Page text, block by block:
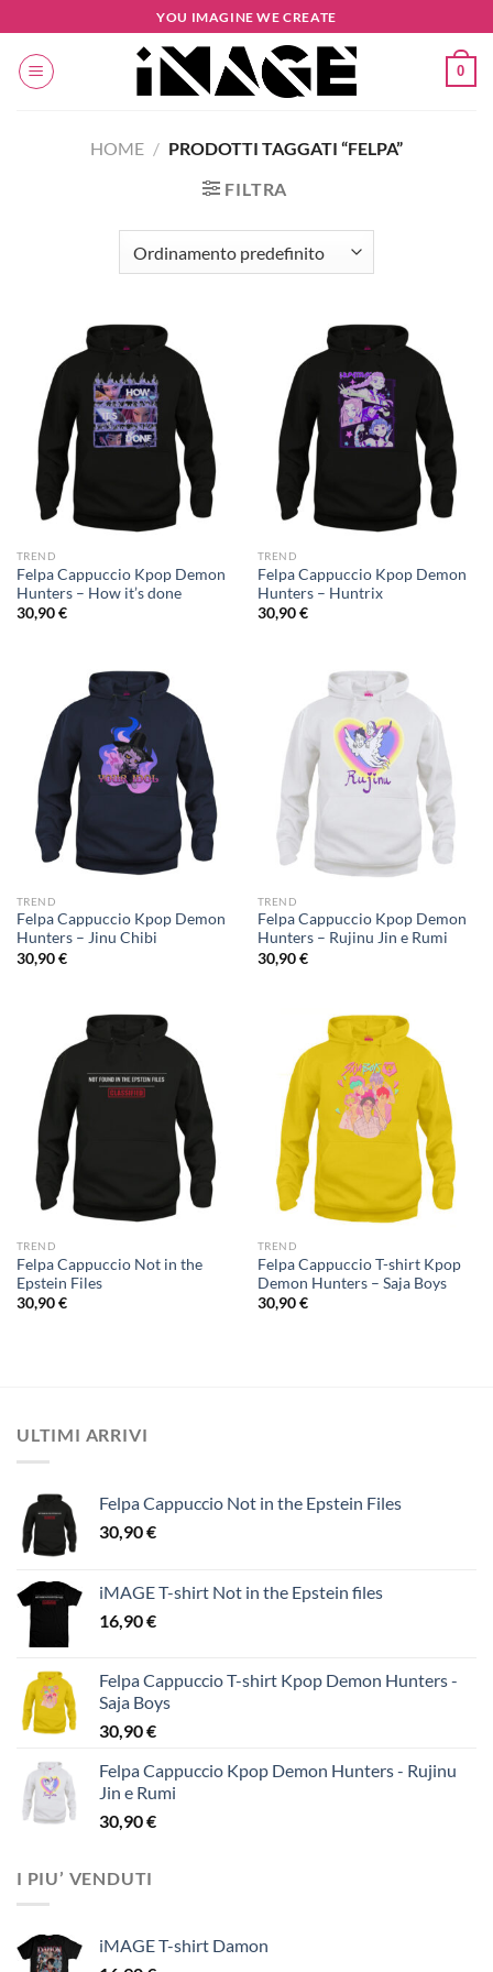
ai
contenuti
YOU IMAGINE WE CREATE
0
HOME / PRODOTTI TAGGATI “FELPA”
FILTRA
TREND
Felpa Cappuccio Kpop Demon
Hunters – How it’s done
30,90€
TREND
Felpa Cappuccio Kpop Demon
Hunters – Huntrix
30,90€
TREND
Felpa Cappuccio Kpop Demon
Hunters – Jinu Chibi
30,90€
TREND
Felpa Cappuccio Kpop Demon
Hunters – Rujinu Jin e Rumi
30,90€
TREND
Felpa Cappuccio Not in the
Epstein Files
30,90€
TREND
Felpa Cappuccio T-shirt Kpop
Demon Hunters – Saja Boys
30,90€
ULTIMI ARRIVI
Felpa Cappuccio Not in the Epstein Files
30,90€
iMAGE T-shirt Not in the Epstein files
16,90€
Felpa Cappuccio T-shirt Kpop Demon Hunters -
Saja Boys
30,90€
Felpa Cappuccio Kpop Demon Hunters - Rujinu
Jin e Rumi
30,90€
I PIU’ VENDUTI
iMAGE T-shirt Damon